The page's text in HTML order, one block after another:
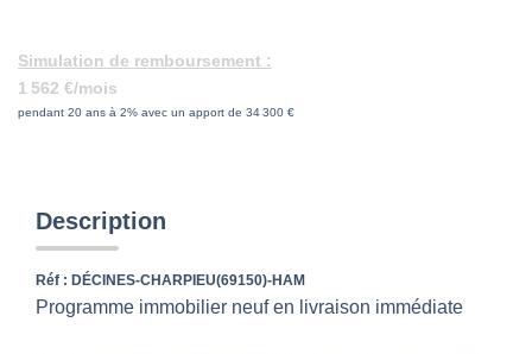
Simulation de remboursement :
1 562 €/mois
pendant 20 ans à 2% avec un apport de 34 300 €
Description
Réf : DÉCINES-CHARPIEU(69150)-HAM
Programme immobilier neuf en livraison immédiate